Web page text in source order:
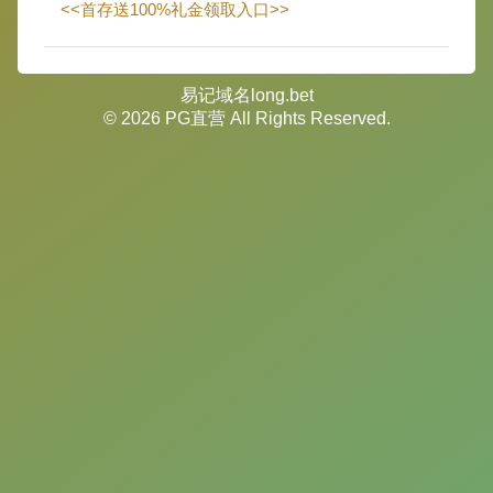
<<首存送100%礼金领取入口>>
易记域名long.bet
© 2026 PG直营 All Rights Reserved.